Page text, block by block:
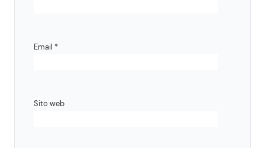
Email *
Sito web